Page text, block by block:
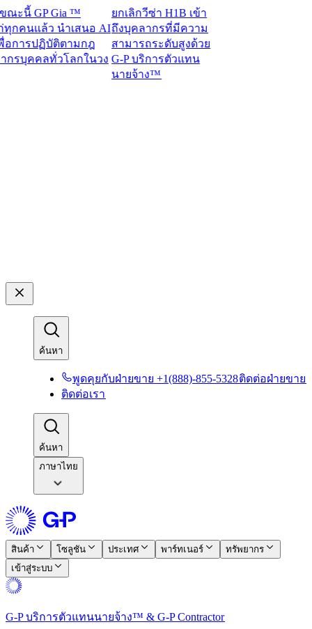
GP Gia ™
นแล้ว นำเสนอ AI
รปฏิบัติตามกฎ
คคลทั่วโลกในวง
ยกเลิกวีซ่า H1B เข้า
ถึงบุคลากรที่มีความ
สามารถระดับสูงด้วย
G-P บริการตัวแทน
นายจ้าง™​​
ค้นหา​​
พูดคุยกับฝ่ายขาย +1(888)-855-5328​​ติดต่อฝ่ายขาย​​
ติดต่อเรา​​
ค้นหา​​
ภาษาไทย
สินค้า​​ โซลูชัน​​ ประเทศ​​ พาร์ทเนอร์​​
ทรัพยากร​​
เข้าสู่ระบบ​​
G-P บริการตัวแทนนายจ้าง™ & G-P Contractor​​